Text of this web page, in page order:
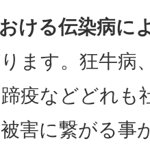
ける伝染病に
ます。狂牛病
疫などどれも
害に繋がる事